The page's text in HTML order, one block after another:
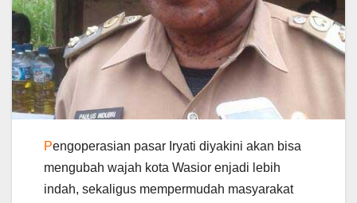
Pengoperasian pasar Iryati diyakini akan bisa
mengubah wajah kota Wasior enjadi lebih
indah, sekaligus mempermudah masyarakat